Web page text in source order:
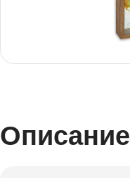
Описание